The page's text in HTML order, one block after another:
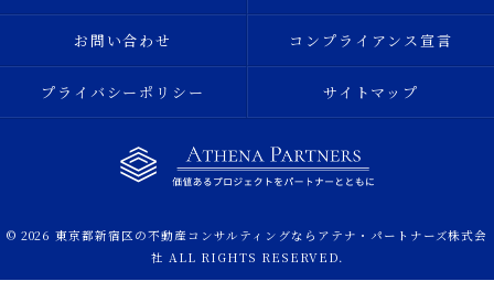
お問い合わせ コンプライアンス宣言
プライバシーポリシー サイトマップ
© 2026 東京都新宿区の不動産コンサルティングならアテナ・パートナーズ株式会
社 ALL RIGHTS RESERVED.